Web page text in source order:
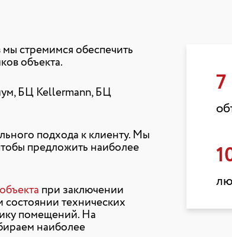
стремимся обеспечить
объекта.
БЦ Kellermann, БЦ
подхода к клиенту. Мы
предложить наиболее
при заключении
технических
помещений. На
наиболее
7